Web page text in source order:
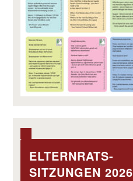
ELTERNRATS-
SITZUNGEN 2026